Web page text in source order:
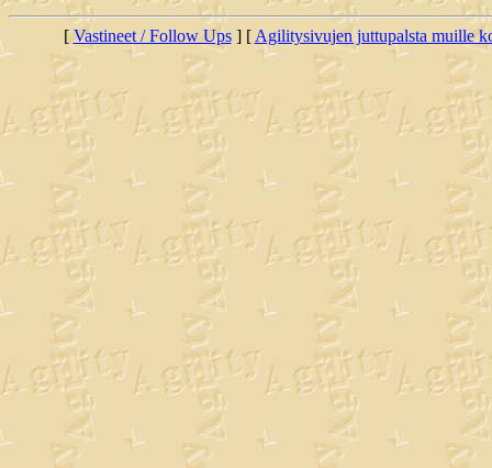
[ Vastineet / Follow Ups] [Agilitysivujen juttupalsta muille